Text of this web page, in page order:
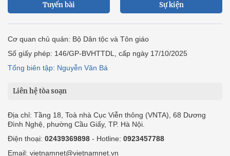
Tuyến bài Sự kiện
Cơ quan chủ quản: Bộ Dân tộc và Tôn giáo
Số giấy phép: 146/GP-BVHTTDL, cấp ngày 17/10/2025
Tổng biên tập: Nguyễn Văn Bá
Liên hệ tòa soạn
Địa chỉ: Tầng 18, Toà nhà Cục Viễn thông (VNTA), 68 Dương
Đình Nghệ, phường Cầu Giấy, TP. Hà Nội.
Điện thoại: 02439369898 - Hotline: 0923457788
Email: vietnamnet@vietnamnet.vn